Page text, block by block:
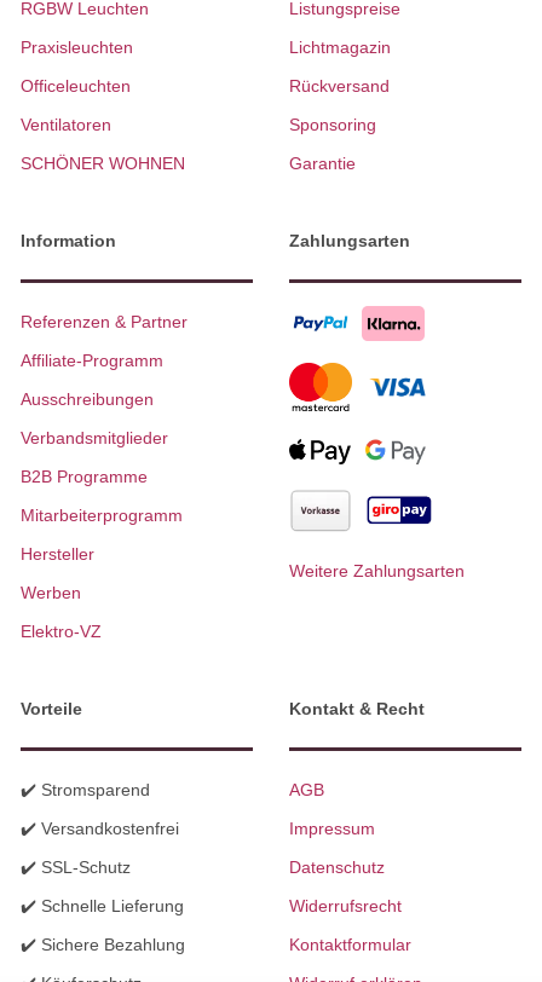
RGBW Leuchten
Praxisleuchten
Officeleuchten
Ventilatoren
SCHÖNER WOHNEN
Listungspreise
Lichtmagazin
Rückversand
Sponsoring
Garantie
Information
Referenzen & Partner
Affiliate-Programm
Ausschreibungen
Verbandsmitglieder
B2B Programme
Mitarbeiterprogramm
Hersteller
Werben
Elektro-VZ
Zahlungsarten
Weitere Zahlungsarten
Vorteile
✔️ Stromsparend
✔️ Versandkostenfrei
✔️ SSL-Schutz
✔️ Schnelle Lieferung
✔️ Sichere Bezahlung
Kontakt & Recht
AGB
Impressum
Datenschutz
Widerrufsrecht
Kontaktformular